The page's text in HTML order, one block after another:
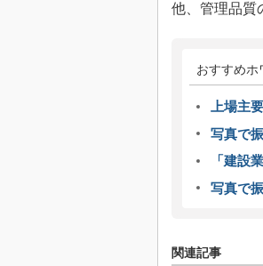
他、管理品質
おすすめホ
上場主
写真で
「建設
写真で
関連記事